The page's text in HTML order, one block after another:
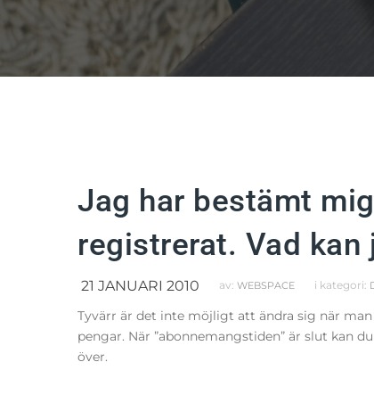
Jag har bestämt
registrerat. Vad kan
21 JANUARI 2010 av: WEBSPACE i kategori:
Tyvärr är det inte möjligt att ändra sig när
pengar. När ”abonnemangstiden” är slut kan
över.